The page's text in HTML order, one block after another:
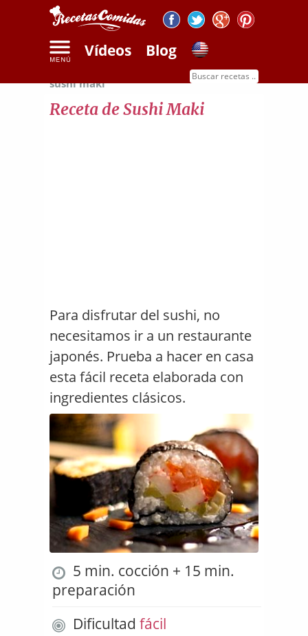
Vídeos Blog
Receta de
sushi maki
Receta de Sushi Maki
Para disfrutar del sushi, no
necesitamos ir a un restaurante
japonés. Prueba a hacer en casa
esta fácil receta elaborada con
ingredientes clásicos.
5 min. cocción + 15 min.
preparación
Dificultad fácil